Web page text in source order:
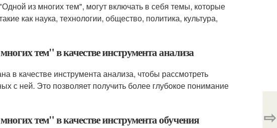
из многих тем", могут включать в себя темы, которые
как наука, технологии, общество, политика, культура,
тем" в качестве инструмента анализа
в качестве инструмента анализа, чтобы рассмотреть
с ней. Это позволяет получить более глубокое понимание
тем" в качестве инструмента обучения ⇨